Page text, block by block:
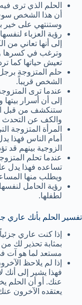
الحلم الذي ترى
أن هذا الشخص
وستنتهي على خير
رؤية العزباء
إلى أنها تعاني من
وترغب في كسرها
تعيش حياتها كما
حلم المتزوجة
الشخص قريباً.
عندما ترى
إلى أن أسرار
ستنكشف من قبل
والكف عن التحدث
المرأة المتزوجة
أمام الناس فهذا
الزوجية بينهم قد
عندما تحلم
تساعده فهذا يدل
ويطلب منها
رؤية الحامل
لطفلها.
تفسير الحلم بأنك عاري
إذا كنت عاري
بمثابة تحذير لك
مستعد لما هو آت
إذا لم يلاحظ
فهذا يشير إلى أنك
عنك. أو أن الحلم
يعتقده الآخرون